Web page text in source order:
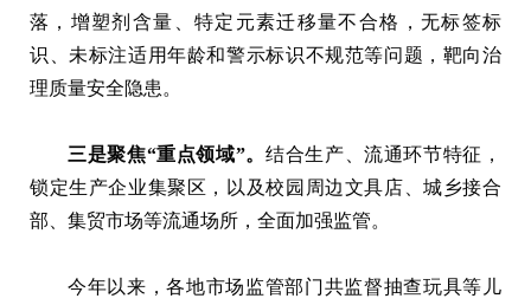
落，增塑剂含量、特定元素迁移量不合格，无标签标
识、未标注适用年龄和警示标识不规范等问题，靶向治
理质量安全隐患。
三是聚焦“重点领域”。 结合生产、流通环节特征，
锁定生产企业集聚区，以及校园周边文具店、城乡接合
部、集贸市场等流通场所，全面加强监管。
今年以来，各地市场监管部门共监督抽查玩具等儿